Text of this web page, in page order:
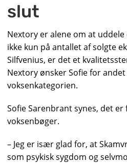
slut
Nextory er alene om at
ikke kun på antallet af solgte
Silfvenius, er det et
Nextory ønsker Sofie for
voksenkategorien.
Sofie Sarenbrant synes, det
voksenbøger.
– Jeg er især glad for, at
som psykisk sygdom og